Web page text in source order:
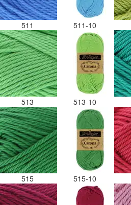
511 511-10
513 513-10
515 515-10